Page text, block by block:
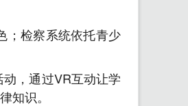
；检察系统依托青少
，通过VR互动让学
知识。